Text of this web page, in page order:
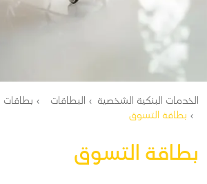
مسار التنقل
الخدمات البنكية الشخصية البطاقات
بطاقة التسوق
بطاقة التسوق